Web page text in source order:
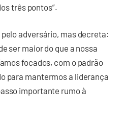
três pontos”.
adversário, mas decreta:
ser maior do que a nossa
focados, com o padrão
para mantermos a liderança
importante rumo à